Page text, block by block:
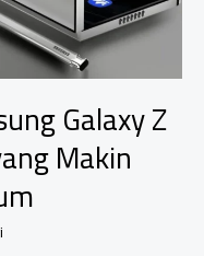
Galaxy Z
Makin